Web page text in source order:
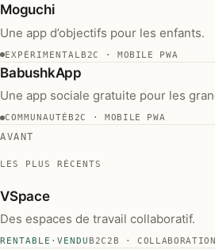
Moguchi(ouvre dans un nouvel
Une app d’objectifs pour les enfants.
EXPÉRIMENTAL B2C · MOBILE PWA
BabushkApp(ouvre dans un
Une app sociale gratuite pour les
COMMUNAUTÉ B2C · MOBILE PWA
AVANT
LES PLUS RÉCENTS
VSpace
Des espaces de travail collaboratif.
RENTABLE · VENDU B2C2B · COLLABORATION